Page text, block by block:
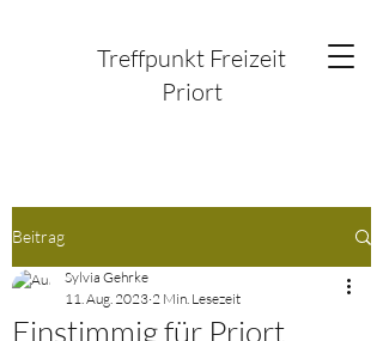
Treffpunkt Freizeit
Priort
Kommentare
Beitrag
Einstimmig für Priort
Sylvia Gehrke
11. Aug. 2023 2 Min. Lesezeit